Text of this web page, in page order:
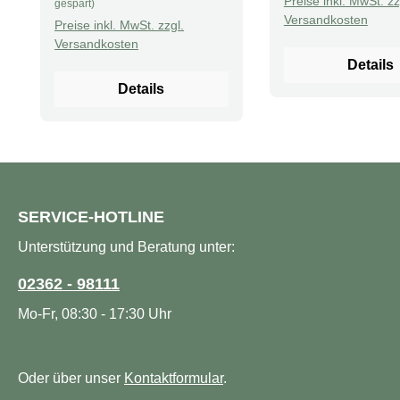
Sportler Stellt Balance von
Mineralstoffen her Ohne
aufgenommen und genutzt
enthalten im Gegensatz zu
Tabletten und Kapseln
keine ungesunden
andere unnötige
gespart)
Preise inkl. MwSt. zzgl.
Versandkosten
Details
Natürliche
Unterstützt eine
Parade®
, das speziell für
entwickelt wurde.
Vitamine und
Wohlbefinden
Versandkosten
Details
SERVICE-HOTLINE
Unterstützung und Beratung unter:
02362 - 98111
Mo-Fr, 08:30 - 17:30 Uhr
Oder über unser Kontaktformular.